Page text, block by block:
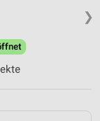
❯